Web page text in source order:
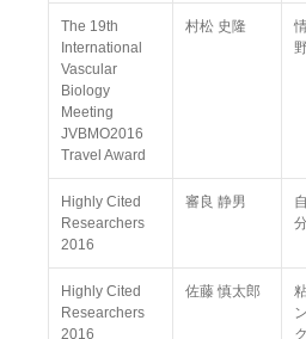
The 19th
International
Vascular
Biology
Meeting
JVBMO2016
Travel Award
村松 史隆
Highly Cited
Researchers
2016
審良 静男
Highly Cited
Researchers
2016
佐藤 慎太郎